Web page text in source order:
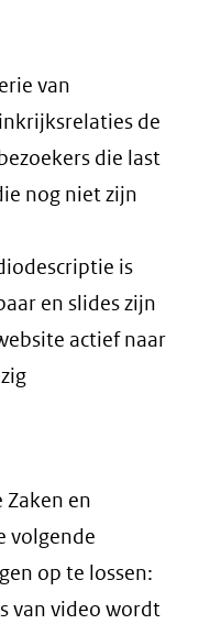
van
de
die last
nog niet zijn
is
en slides zijn
actief naar
en
volgende
op te lossen:
van video wordt